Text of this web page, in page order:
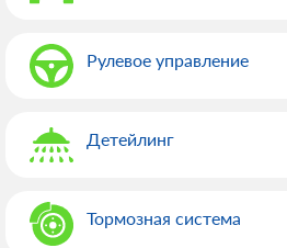
Рулевое управление
Детейлинг
Тормозная система